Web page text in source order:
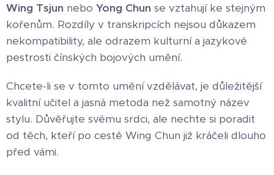
Wing Tsjun nebo Yong Chun se vztahují ke stejným
kořenům. Rozdíly v transkripcích nejsou důkazem
nekompatibility, ale odrazem kulturní a jazykové
pestrosti čínských bojových umění.
Chcete-li se v tomto umění vzdělávat, je důležitější
kvalitní učitel a jasná metoda než samotný název
stylu. Důvěřujte svému srdci, ale nechte si poradit
od těch, kteří po cestě Wing Chun již kráčeli dlouho
před vámi.